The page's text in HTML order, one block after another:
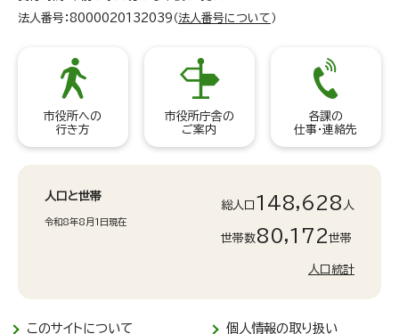
法人番号：8000020132039（ 法人番号について ）
市役所への
行き方
市役所庁舎の
ご案内
各課の
仕事・連絡先
人口と世帯
令和8年8月1日現在
総人口 148,628 人
世帯数80,172世帯
人口統計
このサイトについて 個人情報の取り扱い